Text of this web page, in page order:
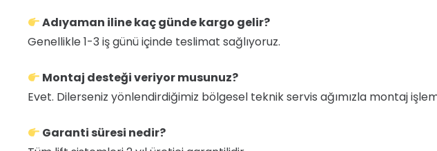
Adıyaman iline kaç günde kargo gelir?
Genellikle 1-3 iş günü içinde teslimat sağlıyoruz.
Montaj desteği veriyor musunuz?
Evet. Dilerseniz yönlendirdiğimiz bölgesel teknik servis ağımızla montaj
Garanti süresi nedir?